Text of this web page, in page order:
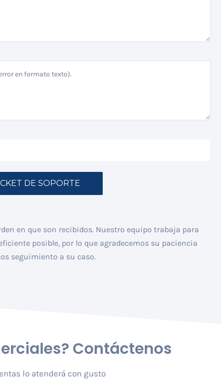
en que son recibidos. Nuestro equipo trabaja para
posible, por lo que agradecemos su paciencia
seguimiento a su caso.
Contáctenos
lo atenderá con gusto